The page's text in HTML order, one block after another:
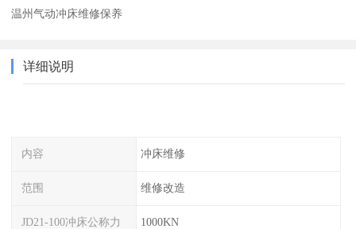
温州气动冲床维修保养
详细说明
内容 冲床维修
范围 维修改造
JD21-100冲床公称力 1000KN